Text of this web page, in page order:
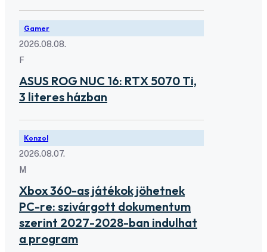
Gamer
2026.08.08.
F
ASUS ROG NUC 16: RTX 5070 Ti,
3 literes házban
Konzol
2026.08.07.
M
Xbox 360-as játékok jöhetnek
PC-re: szivárgott dokumentum
szerint 2027-2028-ban indulhat
a program